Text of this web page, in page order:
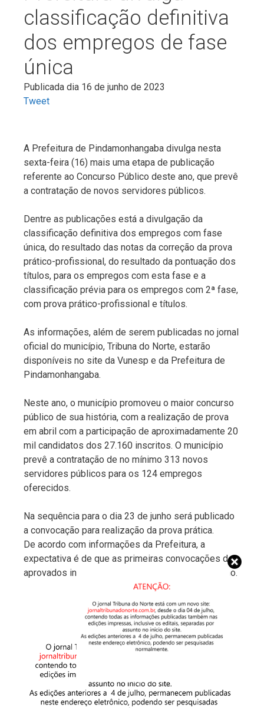
classificação definitiva
dos empregos de fase
única
Publicada dia 16 de junho de 2023
Tweet
A Prefeitura de Pindamonhangaba divulga nesta
sexta-feira (16) mais uma etapa de publicação
referente ao Concurso Público deste ano, que prevê
a contratação de novos servidores públicos.
Dentre as publicações está a divulgação da
classificação definitiva dos empregos com fase
única, do resultado das notas da correção da prova
prático-profissional, do resultado da pontuação dos
títulos, para os empregos com esta fase e a
classificação prévia para os empregos com 2ª fase,
com prova prático-profissional e títulos.
As informações, além de serem publicadas no jornal
oficial do município, Tribuna do Norte, estarão
disponíveis no site da Vunesp e da Prefeitura de
Pindamonhangaba.
Neste ano, o município promoveu o maior concurso
público de sua história, com a realização de prova
em abril com a participação de aproximadamente 20
mil candidatos dos 27.160 inscritos. O município
prevê a contratação de no mínimo 313 novos
servidores públicos para os 124 empregos
oferecidos.
Na sequência para o dia 23 de junho será publicado
a convocação para realização da prova prática.
De acordo com informações da Prefeitura, a
expectativa é de que as primeiras convocações de
aprovados iniciem no segundo semestre deste ano.